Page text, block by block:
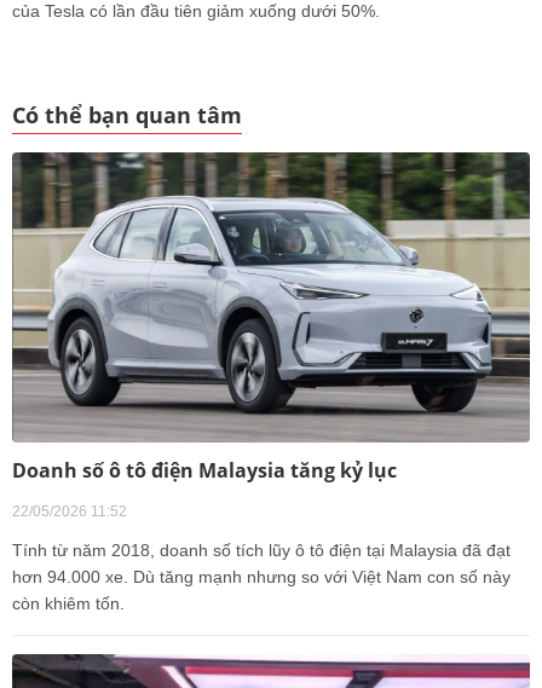
của Tesla có lần đầu tiên giảm xuống dưới 50%.
Có thể bạn quan tâm
Doanh số ô tô điện Malaysia tăng kỷ lục
22/05/2026 11:52
Tính từ năm 2018, doanh số tích lũy ô tô điện tại Malaysia đã đạt
hơn 94.000 xe. Dù tăng mạnh nhưng so với Việt Nam con số này
còn khiêm tốn.